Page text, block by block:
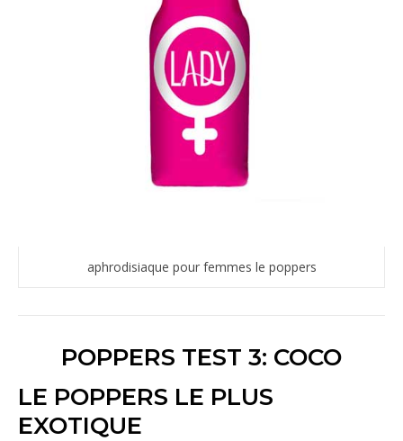
aphrodisiaque pour femmes le poppers
POPPERS TEST 3: COCO
LE POPPERS LE PLUS
EXOTIQUE